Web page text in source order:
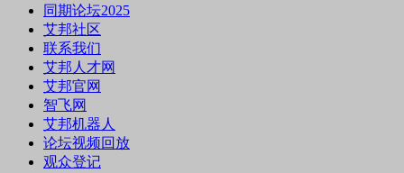
同期论坛2025
艾邦社区
联系我们
艾邦人才网
艾邦官网
智飞网
艾邦机器人
论坛视频回放
观众登记